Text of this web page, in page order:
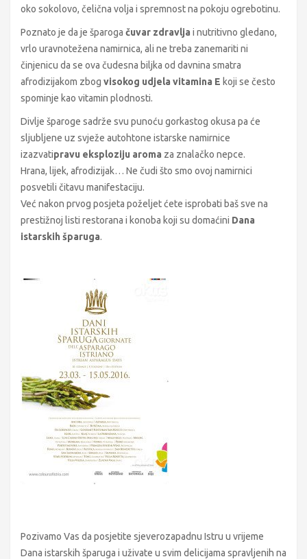
oko sokolovo, čelična volja i spremnost na pokoju ogrebotinu.
Poznato je da je šparoga čuvar zdravlja i nutritivno gledano,
vrlo uravnotežena namirnica, ali ne treba zanemariti ni
činjenicu da se ova čudesna biljka od davnina smatra
afrodizijakom zbog visokog udjela vitamina E koji se često
spominje kao vitamin plodnosti.
Divlje šparoge sadrže svu punoću gorkastog okusa pa će
sljubljene uz svježe autohtone istarske namirnice
izazvatipravu eksploziju aroma za znalačko nepce.
Hrana, lijek, afrodizijak… Ne čudi što smo ovoj namirnici
posvetili čitavu manifestaciju.
Već nakon prvog posjeta poželjet ćete isprobati baš sve na
prestižnoj listi restorana i konoba koji su domaćini Dana
istarskih šparuga.
Pozivamo Vas da posjetite sjeverozapadnu Istru u vrijeme
Dana istarskih šparuga i uživate u svim delicijama spravljenih na